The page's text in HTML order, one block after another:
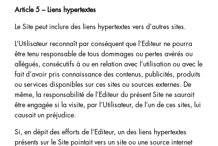
Article 5 – Liens hypertextes
Le Site peut inclure des liens hypertextes vers d’autres sites.
L’Utilisateur reconnaît par conséquent que l’Editeur ne pourra
être tenu responsable de tous dommages ou pertes avérés ou
allégués, consécutifs à ou en relation avec l’utilisation ou avec le
fait d’avoir pris connaissance des contenus, publicités, produits
ou services disponibles sur ces sites ou sources externes. De
même, la responsabilité de l’Editeur du présent Site ne saurait
être engagée si la visite, par l’Utilisateur, de l’un de ces sites, lui
causait un préjudice.
Si, en dépit des efforts de l’Editeur, un des liens hypertextes
présents sur le Site pointait vers un site ou une source internet